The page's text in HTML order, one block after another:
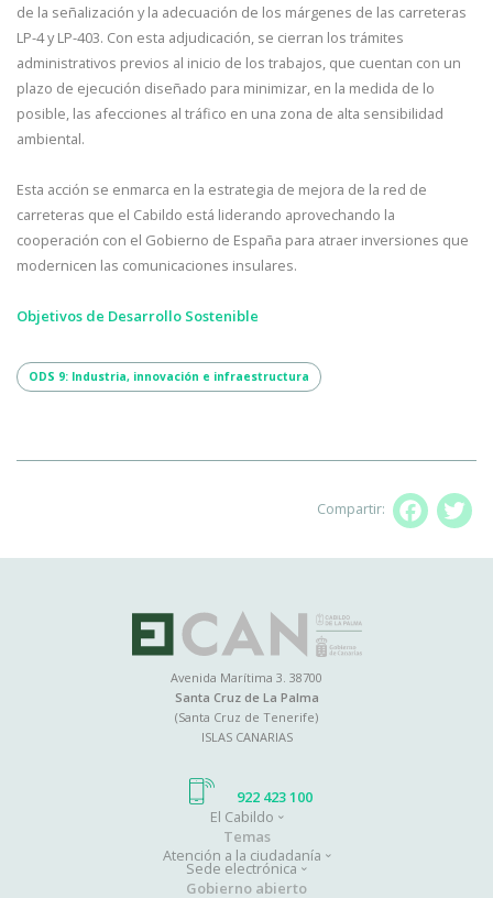
de la señalización y la adecuación de los márgenes de las carreteras
LP-4 y LP-403. Con esta adjudicación, se cierran los trámites
administrativos previos al inicio de los trabajos, que cuentan con un
plazo de ejecución diseñado para minimizar, en la medida de lo
posible, las afecciones al tráfico en una zona de alta sensibilidad
ambiental.
Esta acción se enmarca en la estrategia de mejora de la red de
carreteras que el Cabildo está liderando aprovechando la
cooperación con el Gobierno de España para atraer inversiones que
modernicen las comunicaciones insulares.
Objetivos de Desarrollo Sostenible
ODS 9: Industria, innovación e infraestructura
Compartir:
Avenida Marítima 3. 38700
Santa Cruz de La Palma
(Santa Cruz de Tenerife)
ISLAS CANARIAS
922 423 100
El Cabildo
Temas
Atención a la ciudadanía
Sede electrónica
Gobierno abierto